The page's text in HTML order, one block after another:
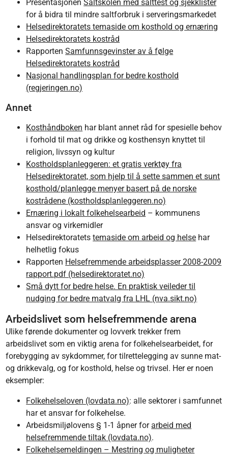
PresentasjonenSaltskolen med salttest og sjekklister
for å bidra til mindre saltforbruk i serveringsmarkedet
Helsedirektoratets temaside om kosthold og ernæring
Helsedirektoratets kostråd
RapportenSamfunnsgevinster av å følge
Helsedirektoratets kostråd
Nasjonal handlingsplan for bedre kosthold
(regjeringen.no)
Annet
Kosthåndboken har blant annet råd for spesielle behov
i forhold til mat og drikke og kosthensyn knyttet til
religion, livssyn og kultur
Kostholdsplanleggeren: et gratis verktøy fra
Helsedirektoratet, som hjelp til å sette sammen et sunt
kosthold/planlegge menyer basert på de norske
kostrådene (kostholdsplanleggeren.no)
Ernæring i lokalt folkehelsearbeid – kommunens
ansvar og virkemidler
Helsedirektoratetstemaside om arbeid og helse har
helhetlig fokus
Rapporten Helsefremmende arbeidsplasser 2008-2009
rapport.pdf (helsedirektoratet.no)
Små dytt for bedre helse. En praktisk veileder til
nudging for bedre matvalg fra LHL (nva.sikt.no)
Arbeidslivet som helsefremmende arena
Ulike førende dokumenter og lovverk trekker frem
arbeidslivet som en viktig arena for folkehelsearbeidet, for
forebygging av sykdommer, for tilrettelegging av sunne mat-
og drikkevalg, og for kosthold, helse og trivsel. Her er noen
eksempler:
Folkehelseloven (lovdata.no): alle sektorer i samfunnet
har et ansvar for folkehelse.
Arbeidsmiljølovens § 1-1 åpner forarbeid med
helsefremmende tiltak (lovdata.no).
Folkehelsemeldingen – Mestring og muligheter